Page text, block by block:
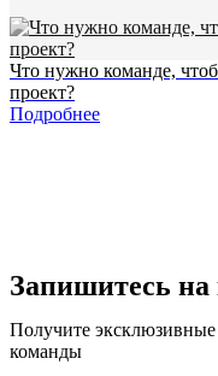
Что нужно команде,
проект?
Подробнее
Запишитесь
Получите
команды